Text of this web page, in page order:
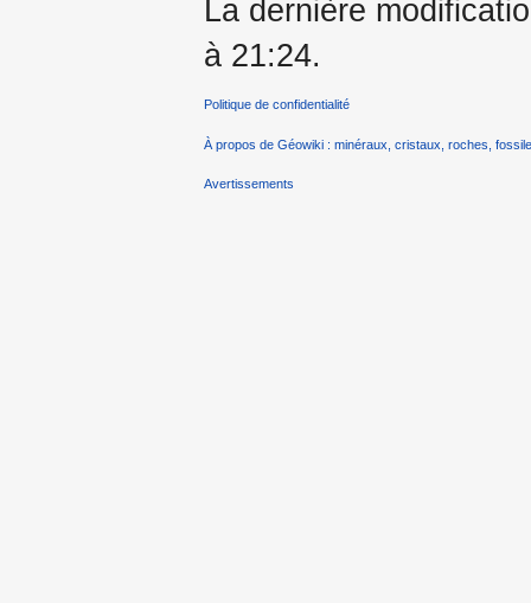
La dernière
à 21:24.
Politique de confidentialité
À propos de Géowiki : minéraux, cristaux, roches,
Avertissements